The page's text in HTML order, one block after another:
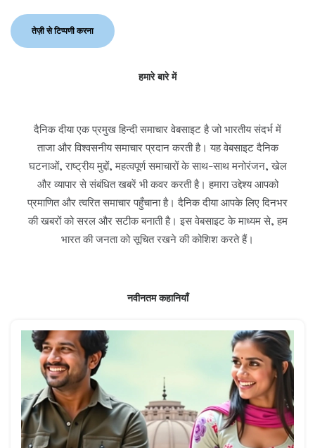
हमारे बारे में
दैनिक दीया एक प्रमुख हिन्दी समाचार वेबसाइट है जो भारतीय संदर्भ में
ताजा और विश्वसनीय समाचार प्रदान करती है। यह वेबसाइट दैनिक
घटनाओं, राष्ट्रीय मुद्दों, महत्वपूर्ण समाचारों के साथ-साथ मनोरंजन, खेल
और व्यापार से संबंधित खबरें भी कवर करती है। हमारा उद्देश्य आपको
प्रमाणित और त्वरित समाचार पहुँचाना है। दैनिक दीया आपके लिए दिनभर
की खबरों को सरल और सटीक बनाती है। इस वेबसाइट के माध्यम से, हम
भारत की जनता को सूचित रखने की कोशिश करते हैं।
नवीनतम कहानियाँ